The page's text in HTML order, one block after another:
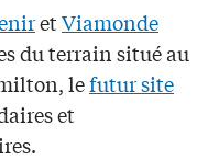
etViamonde
du terrain situé au
lefutur site
et